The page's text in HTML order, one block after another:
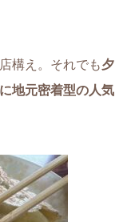
構え。それでも夕
地元密着型の人気